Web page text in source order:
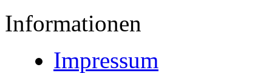
Informationen
Impressum